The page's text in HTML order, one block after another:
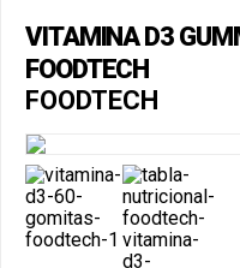
VITAMINA D3
FOODTECH
FOODTECH